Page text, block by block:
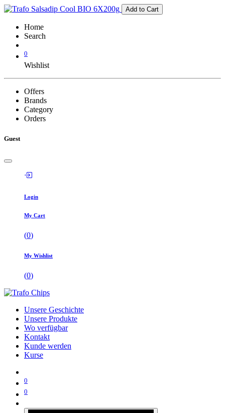
Add to Cart
Home
Search
0
Wishlist
Offers
Brands
Category
Orders
Guest
Login
My Cart
(0)
My Wishlist
(0)
Unsere Geschichte
Unsere Produkte
Wo verfügbar
Kontakt
Kunde werden
Kurse
0
0